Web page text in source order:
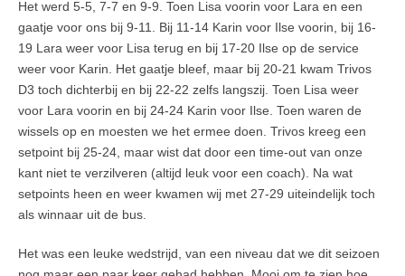
Het werd 5-5, 7-7 en 9-9. Toen Lisa voorin voor Lara en een
gaatje voor ons bij 9-11. Bij 11-14 Karin voor Ilse voorin, bij 16-
19 Lara weer voor Lisa terug en bij 17-20 Ilse op de service
weer voor Karin. Het gaatje bleef, maar bij 20-21 kwam Trivos
D3 toch dichterbij en bij 22-22 zelfs langszij. Toen Lisa weer
voor Lara voorin en bij 24-24 Karin voor Ilse. Toen waren de
wissels op en moesten we het ermee doen. Trivos kreeg een
setpoint bij 25-24, maar wist dat door een time-out van onze
kant niet te verzilveren (altijd leuk voor een coach). Na wat
setpoints heen en weer kwamen wij met 27-29 uiteindelijk toch
als winnaar uit de bus.
Het was een leuke wedstrijd, van een niveau dat we dit seizoen